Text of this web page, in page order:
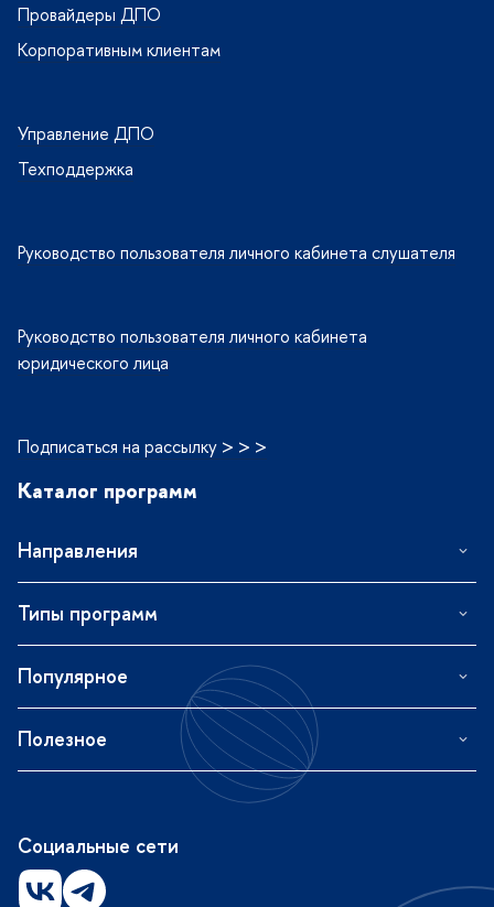
Провайдеры ДПО
Корпоративным клиентам
Управление ДПО
Техподдержка
Руководство пользователя личного кабинета слушателя
Руководство пользователя личного кабинета
юридического лица
Подписаться на рассылку > > >
Каталог программ
Направления
Типы программ
Популярное
Полезное
Социальные сети